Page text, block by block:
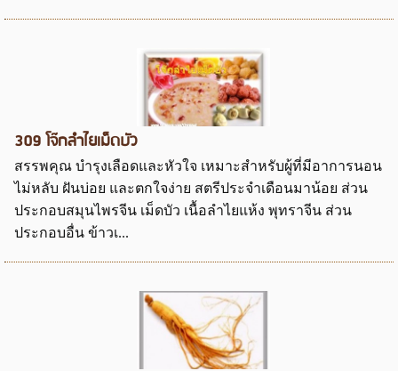
309 โจ๊กลำไยเม็ดบัว
สรรพคุณ บำรุงเลือดและหัวใจ เหมาะสำหรับผู้ที่มีอาการนอน
ไม่หลับ ฝันบ่อย และตกใจง่าย สตรีประจำเดือนมาน้อย ส่วน
ประกอบสมุนไพรจีน เม็ดบัว เนื้อลำไยแห้ง พุทราจีน ส่วน
ประกอบอื่น ข้าวเ...